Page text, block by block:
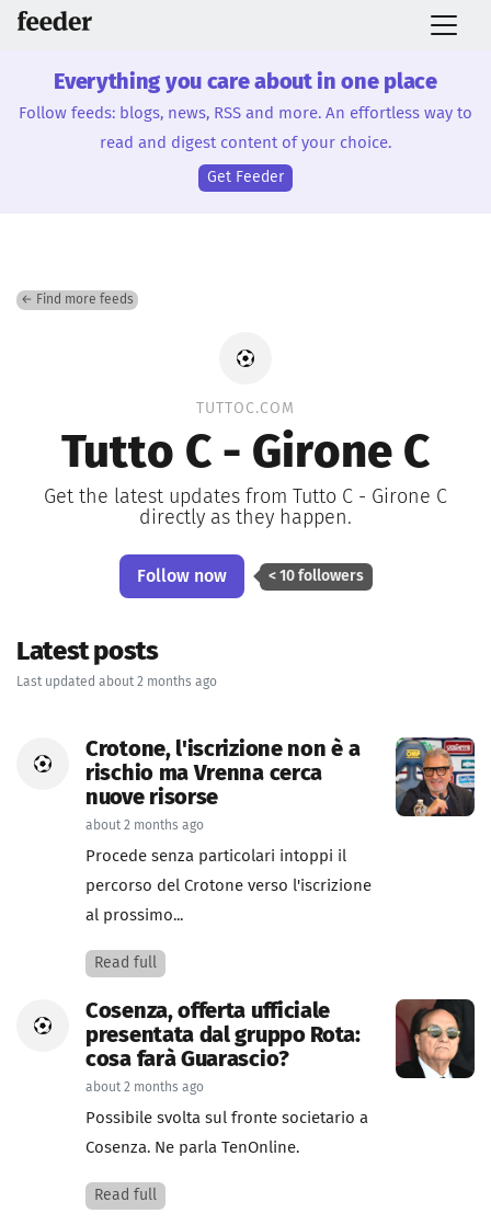
Everything you care about in one place
Follow feeds: blogs, news, RSS and more. An effortless way to
read and digest content of your choice.
Get Feeder
← Find more feeds
TUTTOC.COM
Tutto C - Girone C
Get the latest updates from Tutto C - Girone C
directly as they happen.
Follow now < 10 followers
Latest posts
Last updated about 2 months ago
Crotone, l'iscrizione non è a
rischio ma Vrenna cerca
nuove risorse
about 2 months ago
Procede senza particolari intoppi il
percorso del Crotone verso l'iscrizione
al prossimo...
Read full
Cosenza, offerta ufficiale
presentata dal gruppo Rota:
cosa farà Guarascio?
about 2 months ago
Possibile svolta sul fronte societario a
Cosenza. Ne parla TenOnline.
Read full